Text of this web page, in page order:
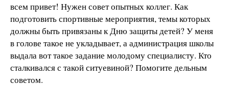
всем привет! Нужен совет опытных коллег. Как
подготовить спортивные мероприятия, темы которых
должны быть привязаны к Дню защиты детей? У меня
в голове такое не укладывает, а администрация школы
выдала вот такое задание молодому специалисту. Кто
сталкивался с такой ситуевиной? Помогите дельным
советом.